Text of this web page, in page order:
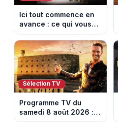
Ici tout commence en
avance : ce qui vous
attend la semaine du
10 au 14 août 2026
(spoiler)
Sélection TV
Programme TV du
samedi 8 août 2026 :
notre sélection pour